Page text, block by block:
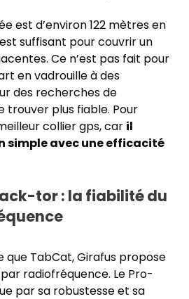
est d’environ 122 mètres en
suffisant pour couvrir un
Ce n’est pas fait pour
en vadrouille à des
des recherches de
trouver plus fiable. Pour
collier gps, car il
simple avec une efficacité
tor : la fiabilité du
que TabCat, Girafus propose
radiofréquence. Le Pro-
par sa robustesse et sa